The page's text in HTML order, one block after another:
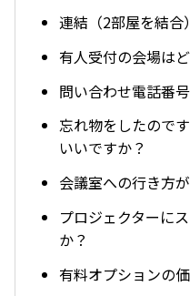
連結（2部屋を結合
有人受付の会場は
問い合わせ電話番
忘れ物をしたので
いいですか？
会議室への行き方
プロジェクターに
か？
有料オプションの